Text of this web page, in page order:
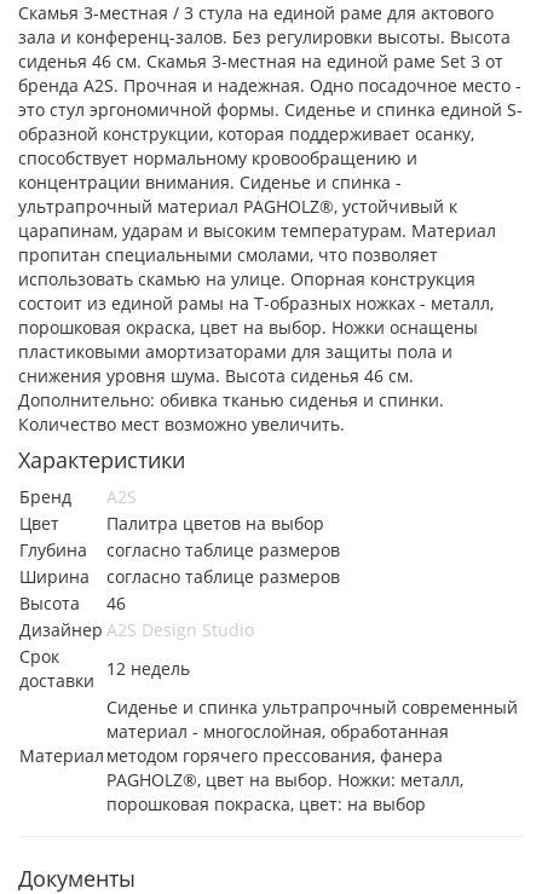
Скамья 3-местная / 3 стула на единой раме для актового
зала и конференц-залов. Без регулировки высоты. Высота
сиденья 46 см. Скамья 3-местная на единой раме Set 3 от
бренда A2S. Прочная и надежная. Одно посадочное место -
это стул эргономичной формы. Сиденье и спинка единой S-
образной конструкции, которая поддерживает осанку,
способствует нормальному кровообращению и
концентрации внимания. Сиденье и спинка -
ультрапрочный материал PAGHOLZ®, устойчивый к
царапинам, ударам и высоким температурам. Материал
пропитан специальными смолами, что позволяет
использовать скамью на улице. Опорная конструкция
состоит из единой рамы на Т-образных ножках - металл,
порошковая окраска, цвет на выбор. Ножки оснащены
пластиковыми амортизаторами для защиты пола и
снижения уровня шума. Высота сиденья 46 см.
Дополнительно: обивка тканью сиденья и спинки.
Количество мест возможно увеличить.
Характеристики
Бренд
A2S
Цвет
Палитра цветов на выбор
Глубина
согласно таблице размеров
Ширина
согласно таблице размеров
Высота
46
Дизайнер A2S Design Studio
Срок
доставки
12 недель
Материал
Сиденье и спинка ультрапрочный современный
материал - многослойная, обработанная
методом горячего прессования, фанера
PAGHOLZ®, цвет на выбор. Ножки: металл,
порошковая покраска, цвет: на выбор
Документы